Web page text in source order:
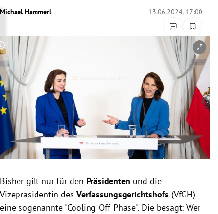
Untermenü
Untermenü
Untermenü
Untermenü
Untermenü
Untermenü
Untermenü
Michael Hammerl 13.06.2024, 17:00
Copyright-Hinweis öffnen/schließen
Bisher gilt nur für den Präsidenten und die
Vizepräsidentin des Verfassungsgerichtshofs (VfGH)
eine sogenannte "Cooling-Off-Phase". Die besagt: Wer